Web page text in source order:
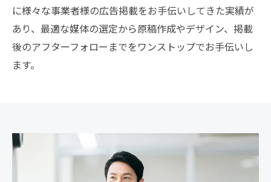
に様々な事業者様の広告掲載をお手伝いしてきた実績が
あり、最適な媒体の選定から原稿作成やデザイン、掲載
後のアフターフォローまでをワンストップでお手伝いし
ます。